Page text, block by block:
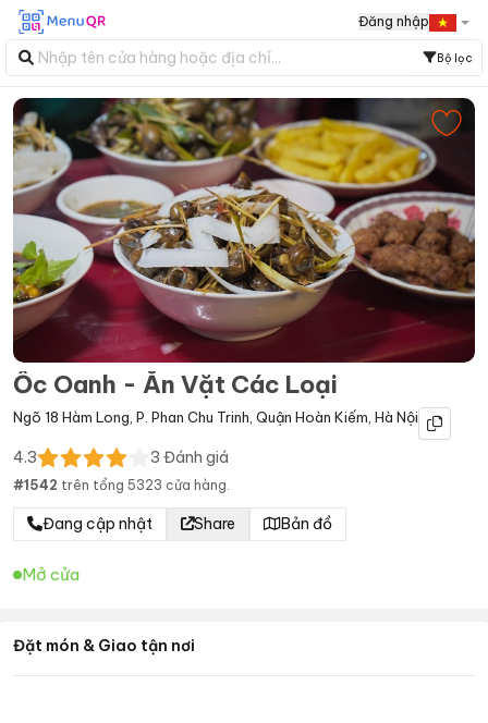
Đăng nhập
Bộ lọc
Ốc Oanh - Ăn Vặt Các Loại
Ngõ 18 Hàm Long P. Phan Chu Trinh Quận Hoàn Kiếm Hà Nội
4.3 3 Đánh giá
#1542 trên tổng 5323 cửa hàng.
Đang cập nhật Share Bản đồ
Mở cửa
Đặt món & Giao tận nơi